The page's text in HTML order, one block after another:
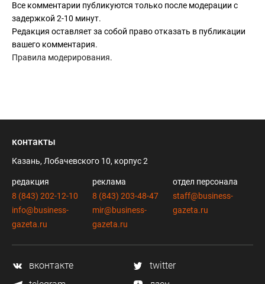
Все комментарии публикуются только после модерации с
задержкой 2-10 минут.
Редакция оставляет за собой право отказать в публикации
вашего комментария.
Правила модерирования.
контакты
Казань, Лобачевского 10, корпус 2
редакция
8 (843) 202-12-10
info@business-
gazeta.ru
реклама
8 (843) 203-48-47
mir@business-
gazeta.ru
отдел персонала
staff@business-
gazeta.ru
вконтакте
twitter